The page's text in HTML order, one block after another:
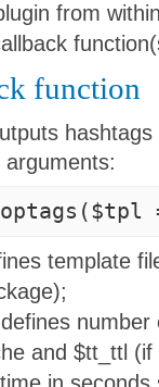
from
function
hashtags
template
number
and $tt_ttl